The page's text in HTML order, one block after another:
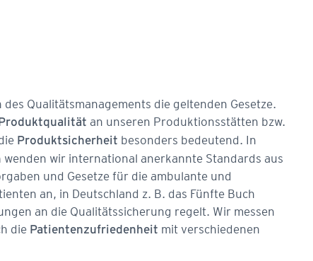
Qua­litätsmanagements die geltenden Gesetze.
Produktqualität an unseren Produktionsstätten bzw.
Produktsicherheit besonders bedeutend. In
wir international anerkannte Standards aus
und Gesetze für die ambulante und
an, in Deutschland z. B. das Fünfte Buch
an die Qualitätssicherung regelt. Wir messen
die Patientenzufriedenheit mit verschiedenen